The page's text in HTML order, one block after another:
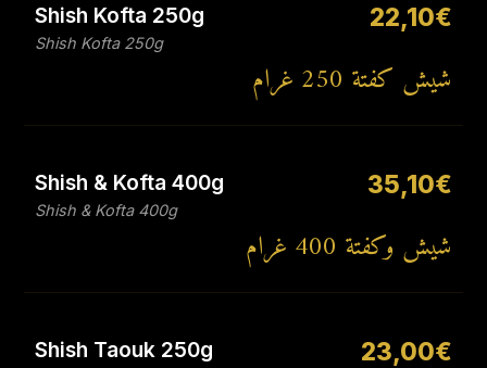
Shish Kofta 250g
Shish Kofta 250g
22,10€
شيش كفتة 250 غرام
Shish & Kofta 400g
Shish & Kofta 400g
35,10€
شيش وكفتة 400 غرام
Shish Taouk 250g 23,00€